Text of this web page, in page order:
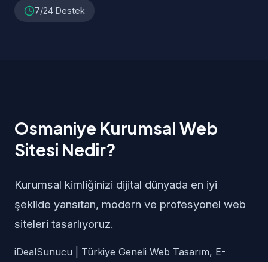
7/24 Destek
Osmaniye Kurumsal Web
Sitesi Nedir?
Kurumsal kimliğinizi dijital dünyada en iyi
şekilde yansıtan, modern ve profesyonel web
siteleri tasarlıyoruz.
iDealSunucu | Türkiye Geneli Web Tasarım, E-